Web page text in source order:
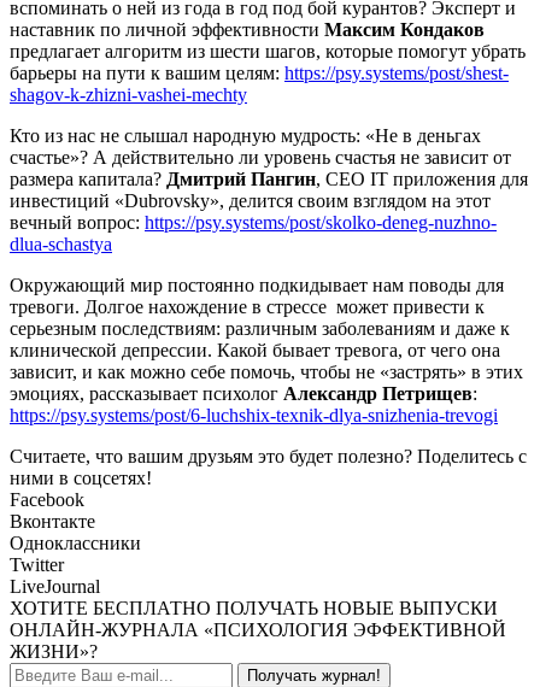
вспоминать о ней из года в год под бой курантов? Эксперт и
наставник по личной эффективности Максим Кондаков
предлагает алгоритм из шести шагов, которые помогут убрать
барьеры на пути к вашим целям: https://psy.systems/post/shest-
shagov-k-zhizni-vashei-mechty
Кто из нас не слышал народную мудрость: «Не в деньгах
счастье»? А действительно ли уровень счастья не зависит от
размера капитала? Дмитрий Пангин, CEO IT приложения для
инвестиций «Dubrovsky», делится своим взглядом на этот
вечный вопрос: https://psy.systems/post/skolko-deneg-nuzhno-
dlua-schastya
Окружающий мир постоянно подкидывает нам поводы для
тревоги. Долгое нахождение в стрессе может привести к
серьезным последствиям: различным заболеваниям и даже к
клинической депрессии. Какой бывает тревога, от чего она
зависит, и как можно себе помочь, чтобы не «застрять» в этих
эмоциях, рассказывает психолог Александр Петрищев:
https://psy.systems/post/6-luchshix-texnik-dlya-snizhenia-trevogi
Считаете, что вашим друзьям это будет полезно? Поделитесь с
ними в соцсетях!
Facebook
Вконтакте
Одноклассники
Twitter
LiveJournal
ХОТИТЕ БЕСПЛАТНО ПОЛУЧАТЬ НОВЫЕ ВЫПУСКИ
ОНЛАЙН-ЖУРНАЛА «ПСИХОЛОГИЯ ЭФФЕКТИВНОЙ
ЖИЗНИ»?
Получать журнал!